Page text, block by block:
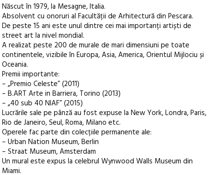
Născut în 1979, la Mesagne, Italia.
Absolvent cu onoruri al Facultății de Arhitectură din Pescara.
De peste 15 ani este unul dintre cei mai importanți artiști de
street art la nivel mondial.
A realizat peste 200 de murale de mari dimensiuni pe toate
continentele, vizibile în Europa, Asia, America, Orientul Mijlociu și
Oceania.
Premii importante:
– „Premio Celeste” (2011)
– B.ART Arte in Barriera, Torino (2013)
– „40 sub 40 NIAF” (2015)
Lucrările sale pe pânză au fost expuse la New York, Londra, Paris,
Rio de Janeiro, Seul, Roma, Milano etc.
Operele fac parte din colecțiile permanente ale:
– Urban Nation Museum, Berlin
– Straat Museum, Amsterdam
Un mural este expus la celebrul Wynwood Walls Museum din
Miami.